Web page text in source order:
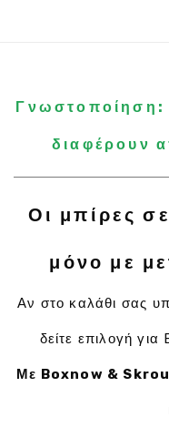
Γνωστοποίηση:
διαφέρουν
Οι μπίρες
μόνο με
Αν στο καλάθι σας
δείτε επιλογή
Με Boxnow &